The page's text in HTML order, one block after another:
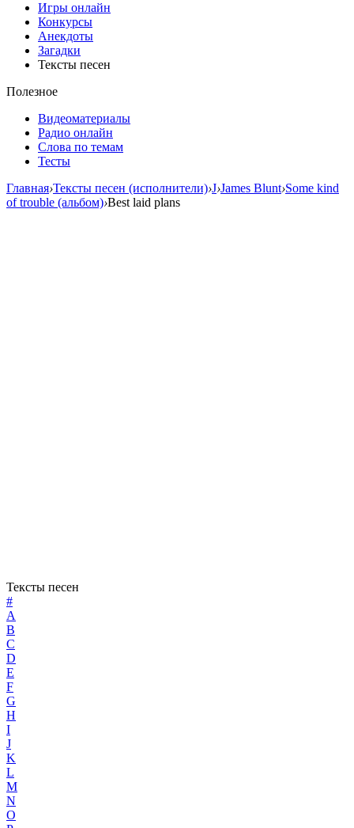
Игры онлайн
Конкурсы
Анекдоты
Загадки
Тексты песен
Полезное
Видеоматериалы
Радио онлайн
Слова по темам
Тесты
Главная›Тексты песен (исполнители)›J›James Blunt›Some kind
of trouble (альбом)›Best laid plans
Тексты песен
#
A
B
C
D
E
F
G
H
I
J
K
L
M
N
O